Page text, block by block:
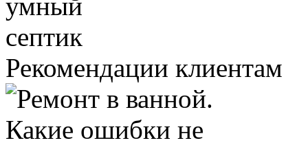
Рекомендации клиентам